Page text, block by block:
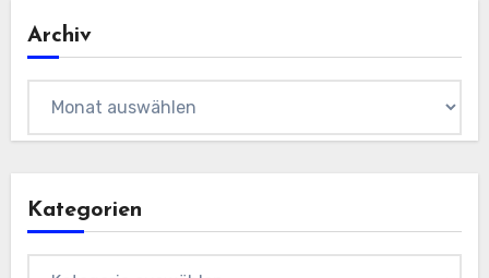
Archiv
Kategorien